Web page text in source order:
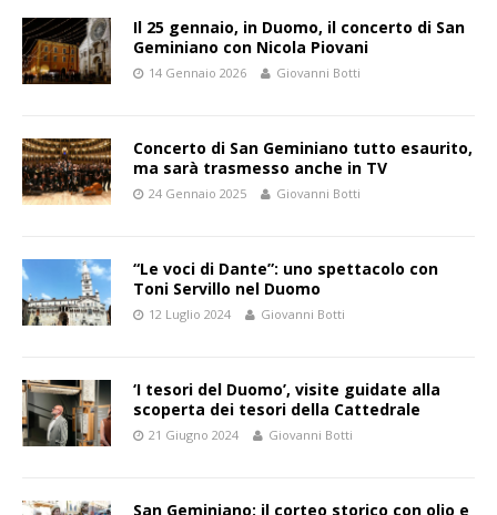
Il 25 gennaio, in Duomo, il concerto di San
Geminiano con Nicola Piovani
14 Gennaio 2026 Giovanni Botti
Concerto di San Geminiano tutto esaurito,
ma sarà trasmesso anche in TV
24 Gennaio 2025 Giovanni Botti
“Le voci di Dante”: uno spettacolo con
Toni Servillo nel Duomo
12 Luglio 2024 Giovanni Botti
‘I tesori del Duomo’, visite guidate alla
scoperta dei tesori della Cattedrale
21 Giugno 2024 Giovanni Botti
San Geminiano: il corteo storico con olio e